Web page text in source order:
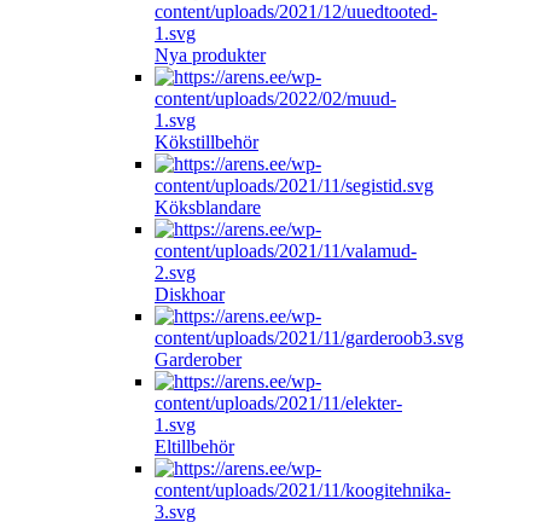
Nya produkter
Kökstillbehör
Köksblandare
Diskhoar
Garderober
Eltillbehör